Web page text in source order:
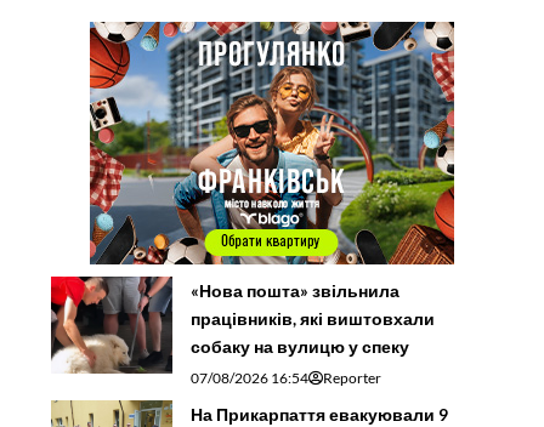
«Нова пошта» звільнила
працівників, які виштовхали
собаку на вулицю у спеку
07/08/2026 16:54 Reporter
На Прикарпаття евакуювали 9